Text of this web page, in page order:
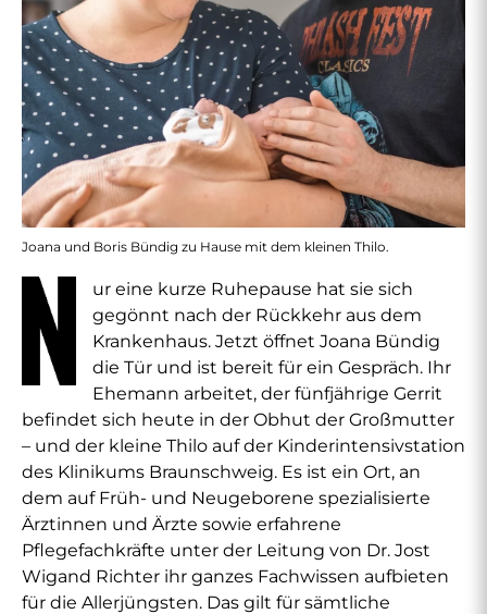
Joana und Boris Bündig zu Hause mit dem kleinen Thilo.
ur eine kurze Ruhepause hat sie sich
gegönnt nach der Rückkehr aus dem
Krankenhaus. Jetzt öffnet Joana Bündig
die Tür und ist bereit für ein Gespräch. Ihr
Ehemann arbeitet, der fünfjährige Gerrit
befindet sich heute in der Obhut der Großmutter
– und der kleine Thilo auf der Kinderintensivstation
des Klinikums Braunschweig. Es ist ein Ort, an
dem auf Früh- und Neugeborene spezialisierte
Ärztinnen und Ärzte sowie erfahrene
Pflegefachkräfte unter der Leitung von Dr. Jost
Wigand Richter ihr ganzes Fachwissen aufbieten
für die Allerjüngsten. Das gilt für sämtliche